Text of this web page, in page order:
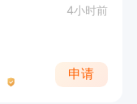
4小时前
申请